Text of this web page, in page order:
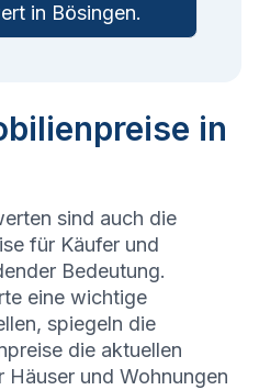
in Bösingen.
in
sind auch die
für Käufer und
Bedeutung.
eine wichtige
spiegeln die
die aktuellen
und Wohnungen